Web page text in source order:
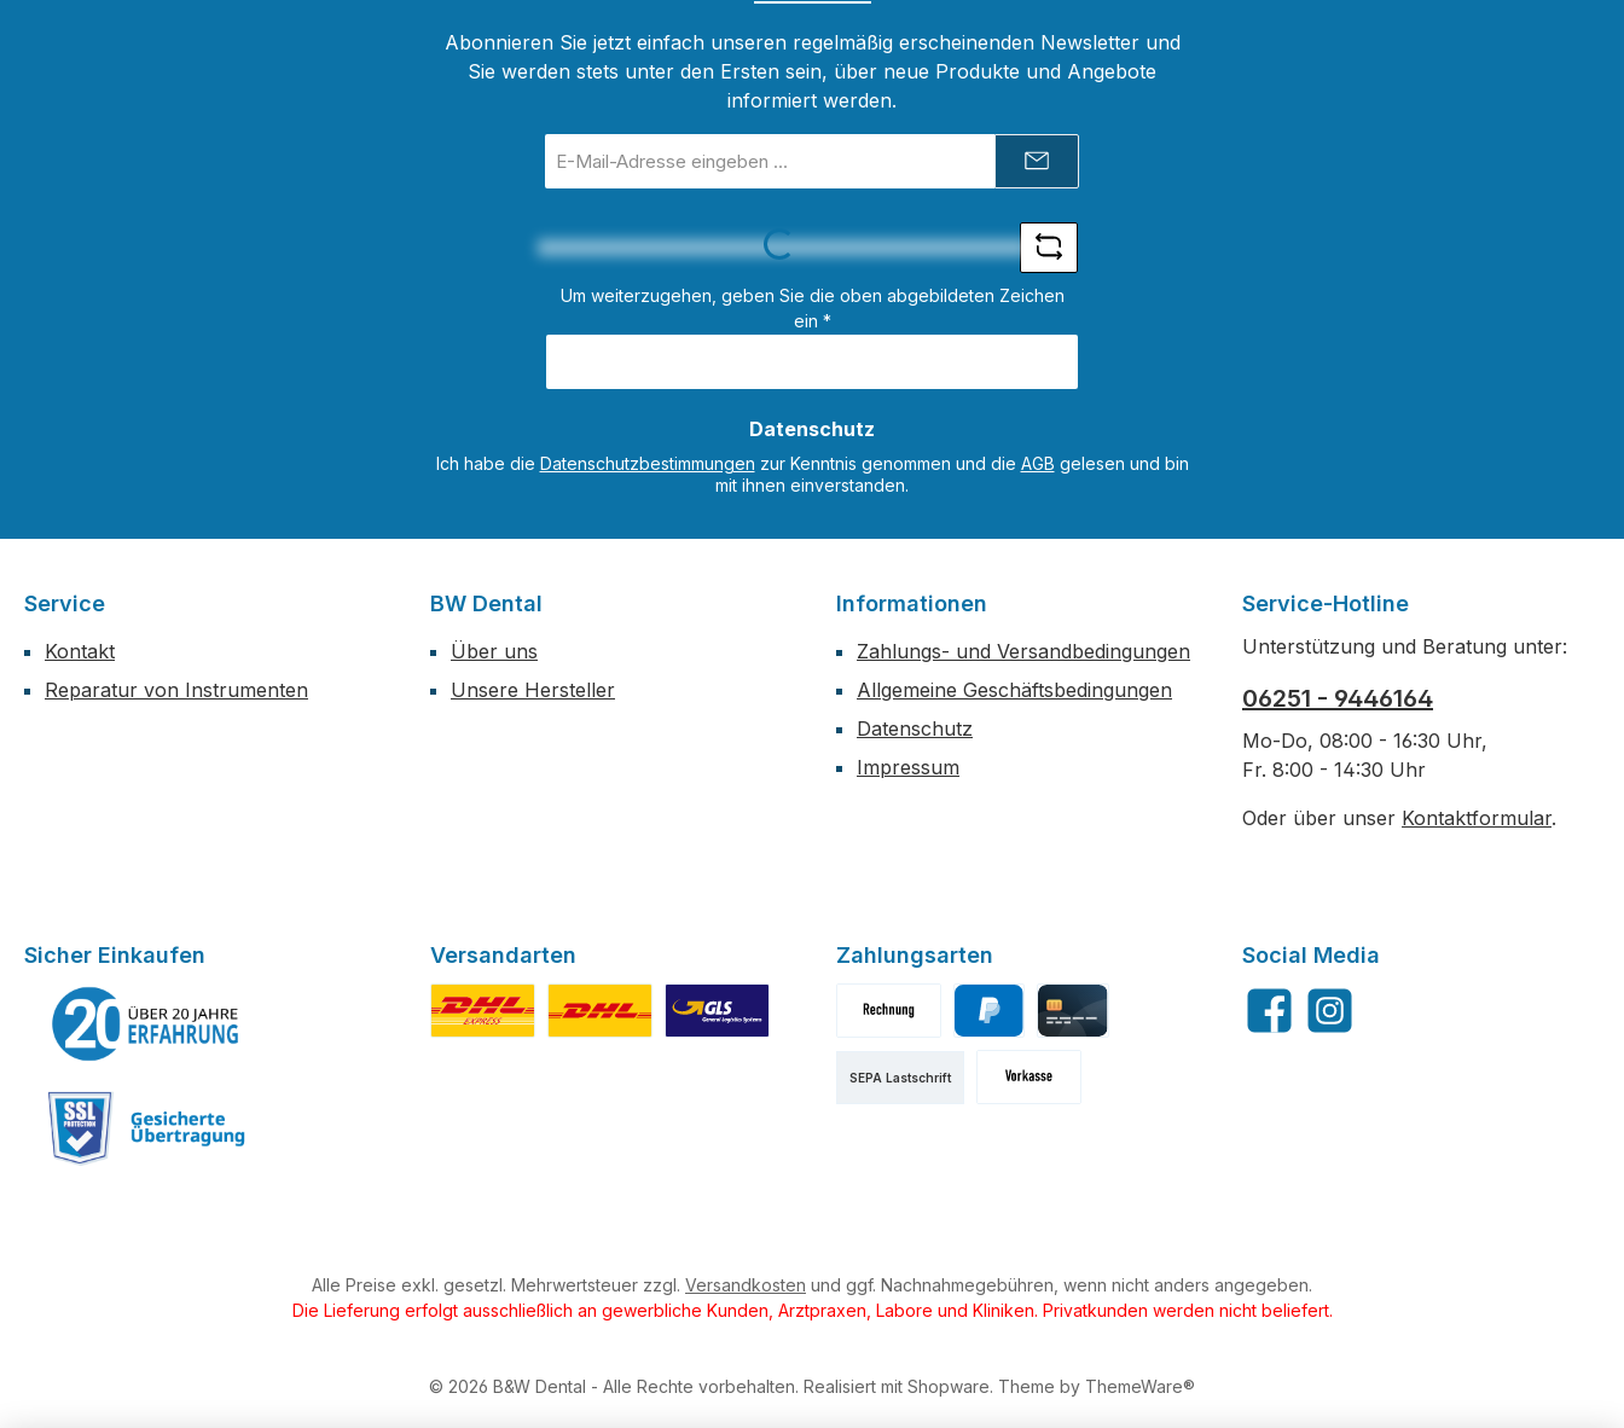
die Druckgeschwindigkeit und
verkürzt die Aushärtung
Abonnieren Sie jetzt einfach unseren regelmäßig erscheinenden Newsletter und
Sie werden stets unter den Ersten sein, über neue Produkte und Angebote
informiert werden.
Mail-
Loading...
Um weiterzugehen, geben Sie die oben abgebildeten Zeichen
ein *
Datenschutz
Ich habe die Datenschutzbestimmungen zur Kenntnis genommen und die AGB gelesen und bin
mit ihnen einverstanden.
Service
Kontakt
Reparatur von Instrumenten
BW Dental
Über uns
Unsere Hersteller
Informationen
Zahlungs- und Versandbedingungen
Allgemeine Geschäftsbedingungen
Datenschutz
Impressum
Service-Hotline
Unterstützung und Beratung unter:
06251 - 9446164
Mo-Do, 08:00 - 16:30 Uhr,
Fr. 8:00 - 14:30 Uhr
Oder über unser Kontaktformular.
Sicher Einkaufen Versandarten Zahlungsarten
SEPA Lastschrift
Social Media
FacebookInstagram
Alle Preise exkl. gesetzl. Mehrwertsteuer zzgl. Versandkosten und ggf. Nachnahmegebühren, wenn nicht anders angegeben.
Die Lieferung erfolgt ausschließlich an gewerbliche Kunden, Arztpraxen, Labore und Kliniken. Privatkunden werden nicht beliefert.
© 2026 B&W Dental - Alle Rechte vorbehalten. Realisiert mit Shopware. Theme by ThemeWare®